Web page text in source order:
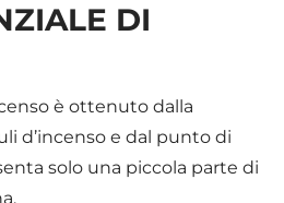
DI
è ottenuto dalla
d’incenso e dal punto di
solo una piccola parte di